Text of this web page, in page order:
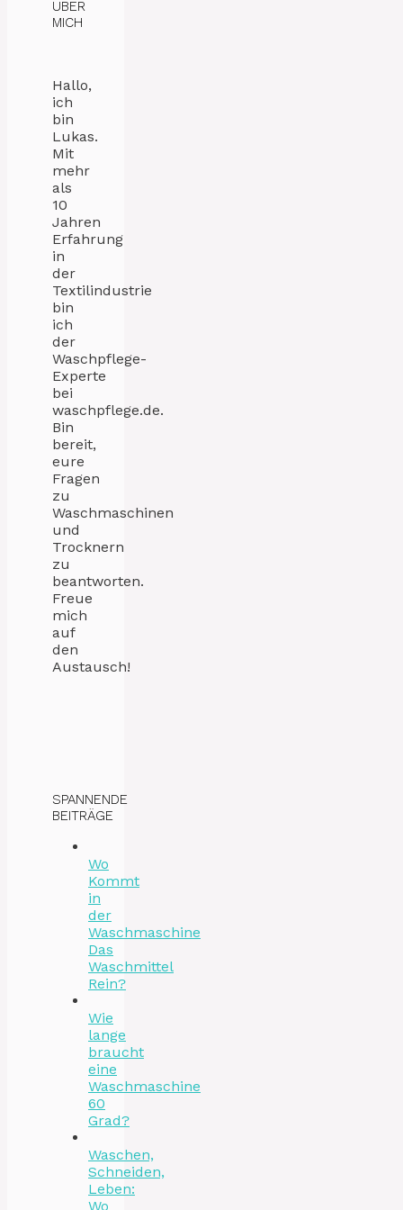
ÜBER
MICH
Hallo,
ich
bin
Lukas.
Mit
mehr
als
10
Jahren
Erfahrung
in
der
Textilindustrie
bin
ich
der
Waschpflege-
Experte
bei
waschpflege.de.
Bin
bereit,
eure
Fragen
zu
Waschmaschinen
und
Trocknern
zu
beantworten.
Freue
mich
auf
den
Austausch!
SPANNENDE
BEITRÄGE
Wo
Kommt
in
der
Waschmaschine
Das
Waschmittel
Rein?
Wie
lange
braucht
eine
Waschmaschine
60
Grad?
Waschen,
Schneiden,
Leben:
Wo